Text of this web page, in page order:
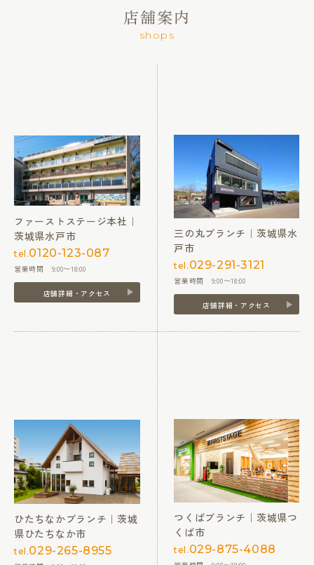
店舗案内
shops
ファーストステージ本社｜
茨城県水戸市
tel.0120-123-087
営業時間 9:00〜18:00
店舗詳細・アクセス
三の丸ブランチ｜茨城県水
戸市
tel. 029-291-3121
営業時間 9:00〜18:00
店舗詳細・アクセス
ひたちなかブランチ｜茨城
県ひたちなか市
tel.029-265-8955
つくばブランチ｜茨城県つ
くば市
tel. 029-875-4088